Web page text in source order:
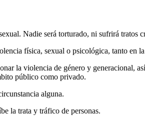
Nadie será torturado, ni sufrirá tratos
física, sexual o psicológica, tanto en
la violencia de género y generacional,
público como privado.
alguna.
la trata y tráfico de personas.